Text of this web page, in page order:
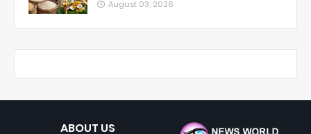
August 03, 2026
ABOUT US